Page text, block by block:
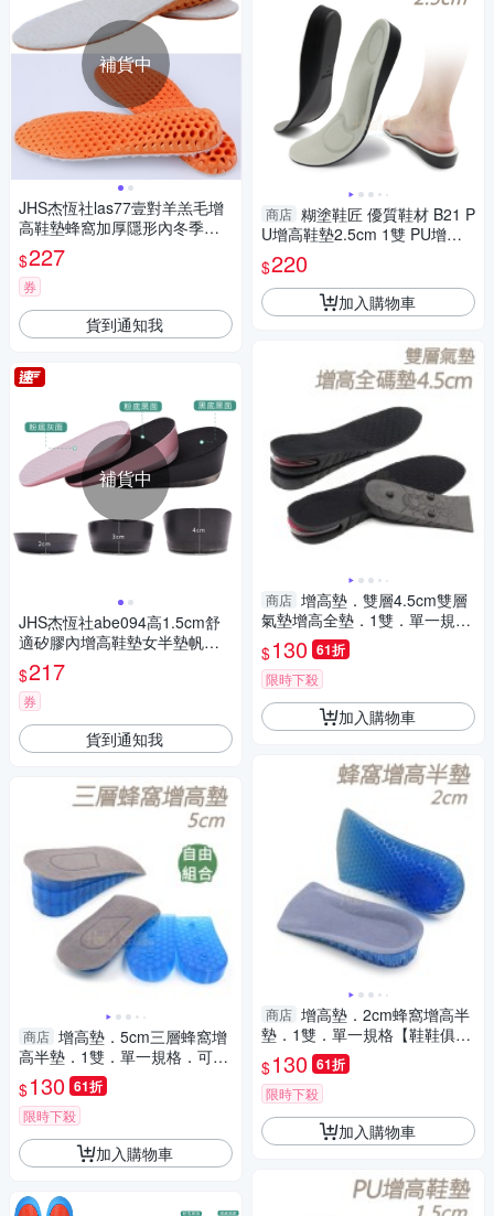
補貨中
JHS杰恆社las77壹對羊羔毛增
高鞋墊蜂窩加厚隱形內冬季運
動保暖
$227
券
貨到通知我
補貨中
JHS杰恆社abe094高1.5cm舒
適矽膠內增高鞋墊女半墊帆布
鞋隱形男士減震運動
$217
券
貨到通知我
商店 增高墊．5cm三層蜂窩增
高半墊．1雙．單一規格．可調
三種高度【鞋鞋俱樂部】【906
-B12】
$130 61折
限時下殺
加入購物車
商店 糊塗鞋匠 優質鞋材 B21 P
U增高鞋墊2.5cm 1雙 PU增高
墊 記憶棉鞋墊 PU鞋墊 足弓增
高墊
$220
加入購物車
商店 增高墊．雙層4.5cm雙層
氣墊增高全墊．1雙．單一規格
【鞋鞋俱樂部】【906-B19】
$130 61折
限時下殺
加入購物車
商店 增高墊．2cm蜂窩增高半
墊．1雙．單一規格【鞋鞋俱樂
部】【906-B30】
$130 61折
限時下殺
加入購物車